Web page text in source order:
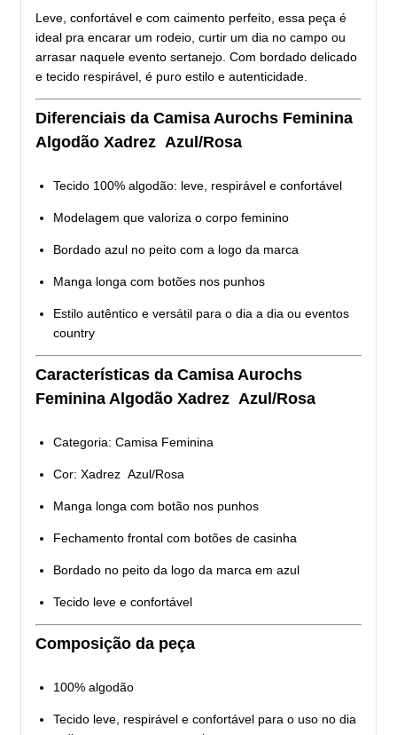
Leve, confortável e com caimento perfeito, essa peça é
ideal pra encarar um rodeio, curtir um dia no campo ou
arrasar naquele evento sertanejo. Com bordado delicado
e tecido respirável, é puro estilo e autenticidade.
Diferenciais da Camisa Aurochs Feminina
Algodão Xadrez Azul/Rosa
Tecido 100% algodão: leve, respirável e confortável
Modelagem que valoriza o corpo feminino
Bordado azul no peito com a logo da marca
Manga longa com botões nos punhos
Estilo autêntico e versátil para o dia a dia ou eventos
country
Características da Camisa Aurochs
Feminina Algodão Xadrez Azul/Rosa
Categoria: Camisa Feminina
Cor: Xadrez Azul/Rosa
Manga longa com botão nos punhos
Fechamento frontal com botões de casinha
Bordado no peito da logo da marca em azul
Tecido leve e confortável
Composição da peça
100% algodão
Tecido leve, respirável e confortável para o uso no dia